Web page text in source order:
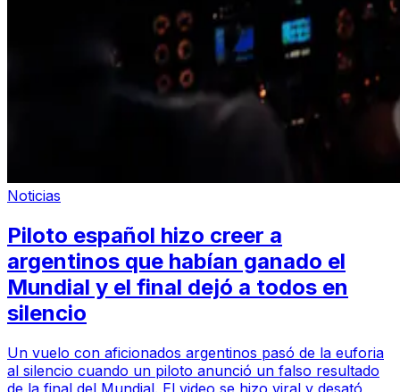
Noticias
Piloto español hizo creer a
argentinos que habían ganado el
Mundial y el final dejó a todos en
silencio
Un vuelo con aficionados argentinos pasó de la euforia
al silencio cuando un piloto anunció un falso resultado
de la final del Mundial. El video se hizo viral y desató